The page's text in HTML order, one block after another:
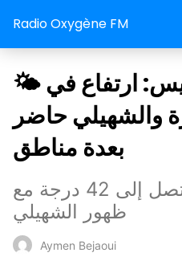
Radio Oxygène FM
🌤️ طقس الخميس: ارتفاع في
والشهيلي حاضر
بعدة مناطق
اليوم: الحرارة تصل إلى 42 درجة مع
ظهور الشهيلي
Aymen Bejaoui